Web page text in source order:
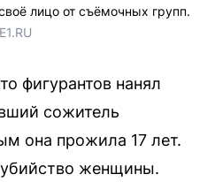
лицо от съёмочных групп.
фигурантов нанял
сожитель
она прожила 17 лет.
женщины.